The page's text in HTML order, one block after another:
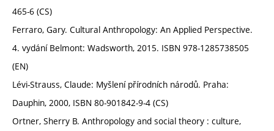
465-6 (CS)
Ferraro, Gary. Cultural Anthropology: An Applied Perspective.
4. vydání Belmont: Wadsworth, 2015. ISBN 978-1285738505
(EN)
Lévi-Strauss, Claude: Myšlení přírodních národů. Praha:
Dauphin, 2000, ISBN 80-901842-9-4 (CS)
Ortner, Sherry B. Anthropology and social theory : culture,